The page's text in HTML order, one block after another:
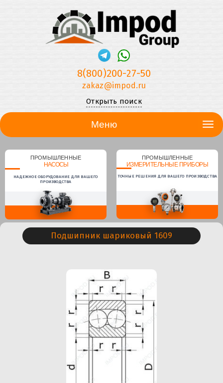
8(800)200-27-50
zakaz@impod.ru
Открыть поиск
Меню
ПРОМЫШЛЕННЫЕ
НАСОСЫ
НАДЕЖНОЕ ОБОРУДОВАНИЕ ДЛЯ ВАШЕГО
ПРОИЗВОДСТВА
ПРОМЫШЛЕННЫЕ
ИЗМЕРИТЕЛЬНЫЕ ПРИБОРЫ
ТОЧНЫЕ РЕШЕНИЯ ДЛЯ ВАШЕГО ПРОИЗВОДСТВА
Подшипник шариковый 1609